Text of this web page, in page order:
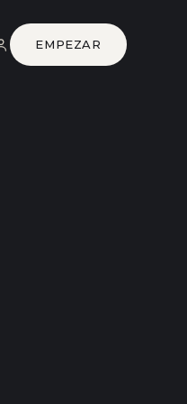
EMPEZAR